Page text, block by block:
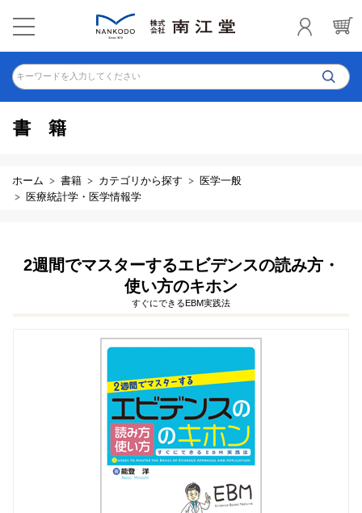
キーワードを入力してください
書籍
ホーム 書籍 カテゴリから探す
医学一般
医療統計学・医学情報学
2週間でマスターするエビデンスの読み方・
使い方のキホン
すぐにできるEBM実践法